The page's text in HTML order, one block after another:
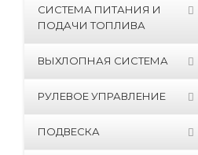
СИСТЕМА ПИТАНИЯ И
ПОДАЧИ ТОПЛИВА
ВЫХЛОПНАЯ СИСТЕМА
РУЛЕВОЕ УПРАВЛЕНИЕ
ПОДВЕСКА